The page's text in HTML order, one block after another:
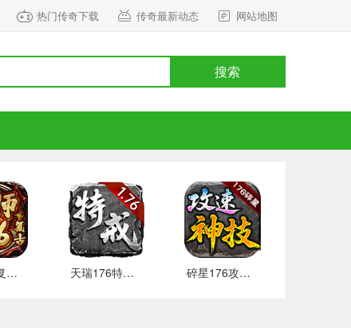
热门传奇下载 传奇最新动态 网站地图
搜索
雷师176复古 好玩的 天瑞176特戒地图开放 碎星176攻速神技本服攻略